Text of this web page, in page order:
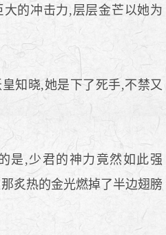
的冲击力,层层金芒以她为
知晓,她是下了死手,不禁又
,少君的神力竟然如此强
炙热的金光燃掉了半边翅膀